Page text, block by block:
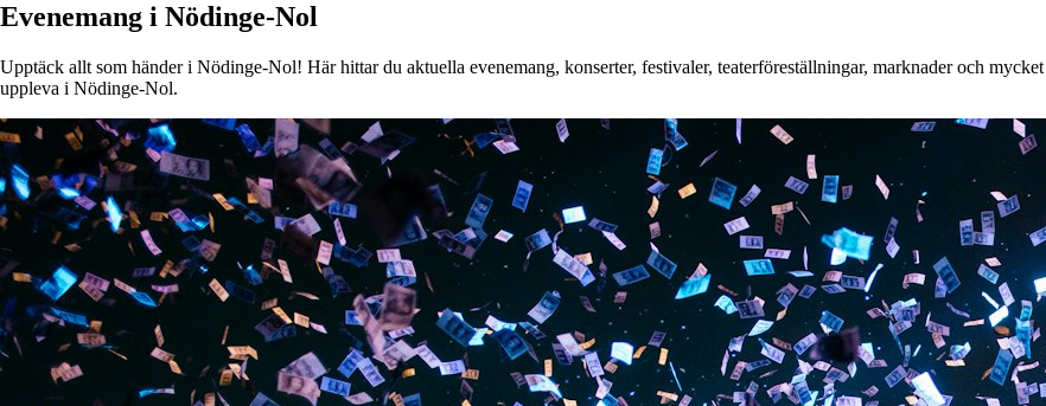
Evenemang i Nödinge-Nol
Upptäck allt som händer i Nödinge-Nol! Här hittar du aktuella evenemang, konserter, festivaler, teaterföreställningar, marknader och
uppleva i Nödinge-Nol.